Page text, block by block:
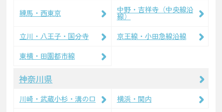
練馬・西東京 中野・吉祥寺（中央線沿
線）
立川・八王子・国分寺
京王線・小田急線沿線
東横・田園都市線
神奈川県
川崎・武蔵小杉・溝の口
横浜・関内